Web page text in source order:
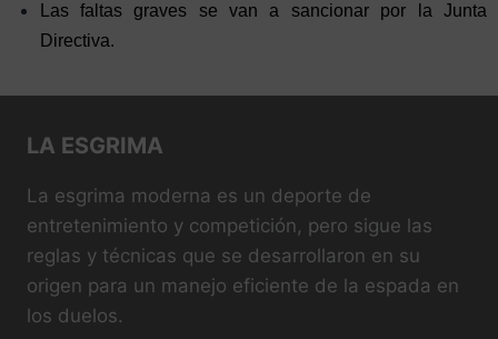
Las faltas graves se van a sancionar por la Junta
Directiva.
LA ESGRIMA
La esgrima moderna es un deporte de
entretenimiento y competición, pero sigue las
reglas y técnicas que se desarrollaron en su
origen para un manejo eficiente de la espada en
los duelos.